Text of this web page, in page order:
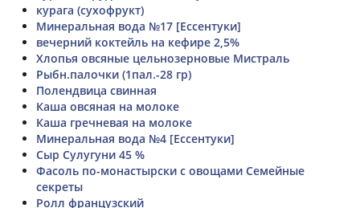
курага (сухофрукт)
Минеральная вода №17 [Ессентуки]
вечерний коктейль на кефире 2,5%
Хлопья овсяные цельнозерновые Мистраль
Рыбн.палочки (1пал.-28 гр)
Полендвица свинная
Каша овсяная на молоке
Каша гречневая на молоке
Минеральная вода №4 [Ессентуки]
Сыр Сулугуни 45 %
Фасоль по-монастырски с овощами Семейные
секреты
Ролл французский